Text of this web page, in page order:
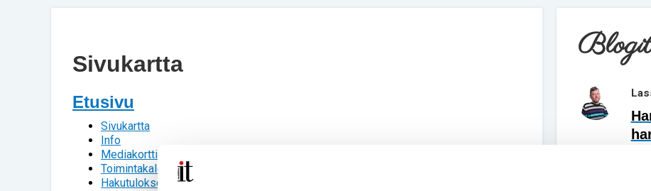
Sivukartta
Etusivu
Sivukartta
Info
Mediakortti
Toimintakalenteri
Hakutulokset
Blogit